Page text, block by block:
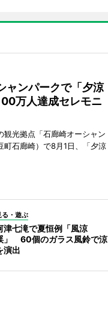
ャンパークで「夕涼
万人達成セレモニ
観光拠点「石廊崎オーシャン
町石廊崎）で8月1日、「夕涼
る・遊ぶ
津七滝で夏恒例「風涼
」 60個のガラス風鈴で涼
演出